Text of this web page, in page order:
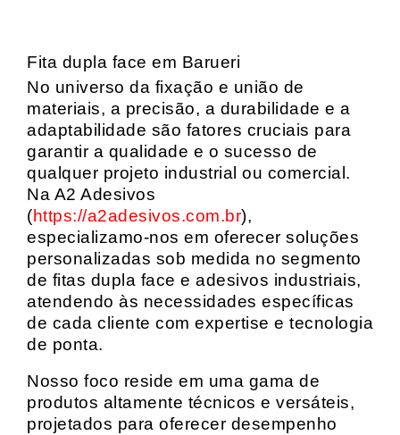
Fita dupla face em Barueri
No universo da fixação e união de
materiais, a precisão, a durabilidade e a
adaptabilidade são fatores cruciais para
garantir a qualidade e o sucesso de
qualquer projeto industrial ou comercial.
Na A2 Adesivos
(https://a2adesivos.com.br),
especializamo-nos em oferecer soluções
personalizadas sob medida no segmento
de fitas dupla face e adesivos industriais,
atendendo às necessidades específicas
de cada cliente com expertise e tecnologia
de ponta.
Nosso foco reside em uma gama de
produtos altamente técnicos e versáteis,
projetados para oferecer desempenho